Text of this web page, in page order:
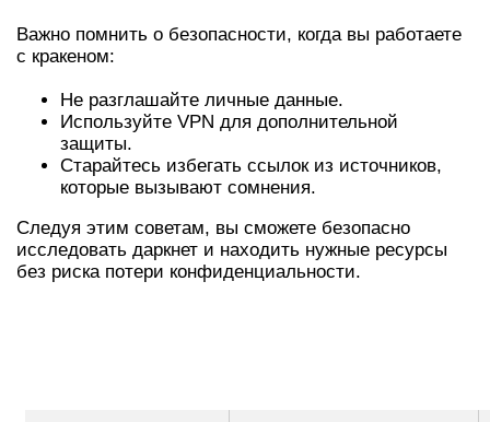
Важно помнить о безопасности, когда вы работаете
с кракеном:
Не разглашайте личные данные.
Используйте VPN для дополнительной
защиты.
Старайтесь избегать ссылок из источников,
которые вызывают сомнения.
Следуя этим советам, вы сможете безопасно
исследовать даркнет и находить нужные ресурсы
без риска потери конфиденциальности.